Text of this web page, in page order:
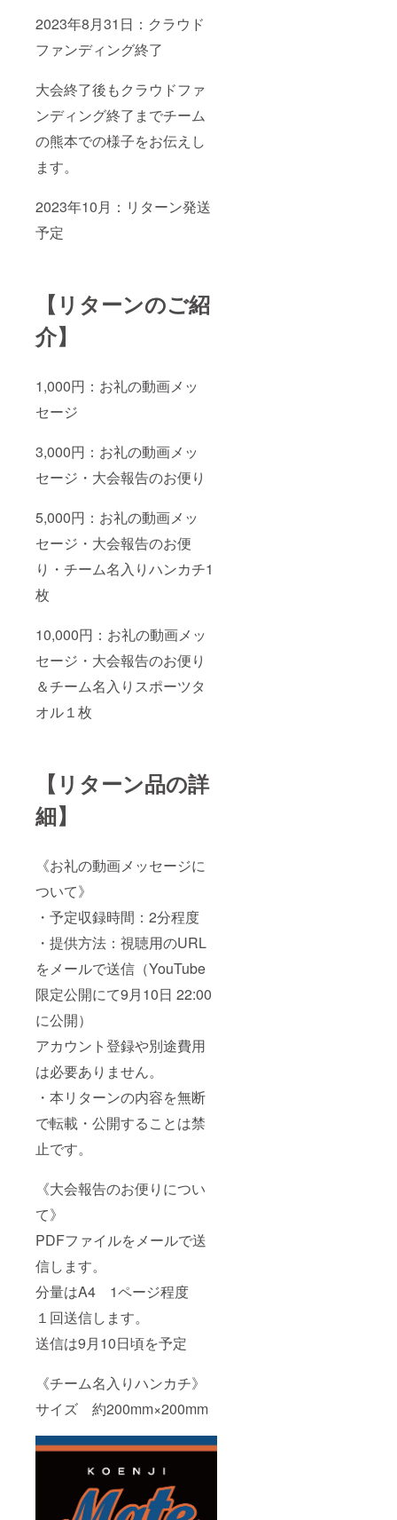
2023年8月31日：クラウド
ファンディング終了
大会終了後もクラウドファ
ンディング終了までチーム
の熊本での様子をお伝えし
ます。
2023年10月：リターン発送
予定
【リターンのご紹
介】
1,000円：お礼の動画メッ
セージ
3,000円：お礼の動画メッ
セージ・大会報告のお便り
5,000円：お礼の動画メッ
セージ・大会報告のお便
り・チーム名入りハンカチ1
枚
10,000円：お礼の動画メッ
セージ・大会報告のお便り
＆チーム名入りスポーツタ
オル１枚
【リターン品の詳
細】
《お礼の動画メッセージに
ついて》
・予定収録時間：2分程度
・提供方法：視聴用のURL
をメールで送信（YouTube
限定公開にて9月10日 22:00
に公開）
アカウント登録や別途費用
は必要ありません。
・本リターンの内容を無断
で転載・公開することは禁
止です。
《大会報告のお便りについ
て》
PDFファイルをメールで送
信します。
分量はA4 1ページ程度
１回送信します。
送信は9月10日頃を予定
《チーム名入りハンカチ》
サイズ 約200mm×200mm